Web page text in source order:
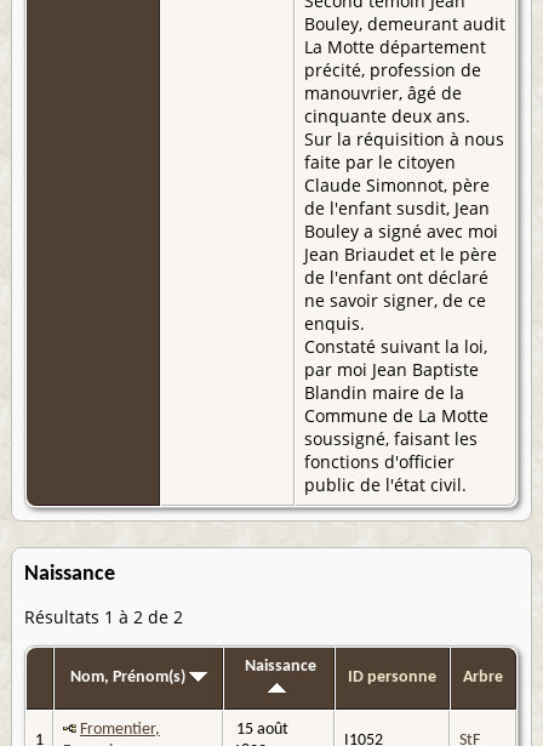
Bouley, demeurant audit
La Motte département
précité, profession de
manouvrier, âgé de
cinquante deux ans.
Sur la réquisition à nous
faite par le citoyen
Claude Simonnot, père
de l'enfant susdit, Jean
Bouley a signé avec moi
Jean Briaudet et le père
de l'enfant ont déclaré
ne savoir signer, de ce
enquis.
Constaté suivant la loi,
par moi Jean Baptiste
Blandin maire de la
Commune de La Motte
soussigné, faisant les
fonctions d'officier
public de l'état civil.
Naissance
Résultats 1 à 2 de 2
Nom, Prénom(s)
Naissance
ID personne Arbre
1
Fromentier,
15 août
I1052 StF